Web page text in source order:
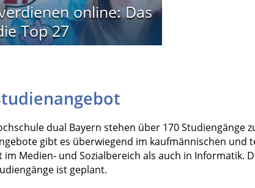
online: Das
Top 27
dual Bayern stehen über 170 Studiengänge
gibt es überwiegend im kaufmännischen und
im Medien‐ und Sozialbereich als auch in Informatik.
ist geplant.
Nach